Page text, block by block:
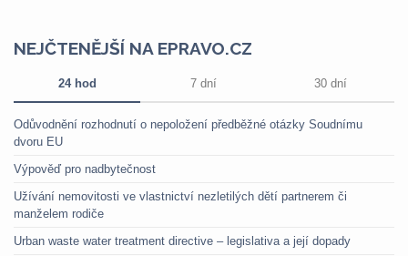
NEJČTENĚJŠÍ NA EPRAVO.CZ
24 hod 7 dní 30 dní
Odůvodnění rozhodnutí o nepoložení předběžné otázky Soudnímu
dvoru EU
Výpověď pro nadbytečnost
Užívání nemovitosti ve vlastnictví nezletilých dětí partnerem či
manželem rodiče
Urban waste water treatment directive – legislativa a její dopady